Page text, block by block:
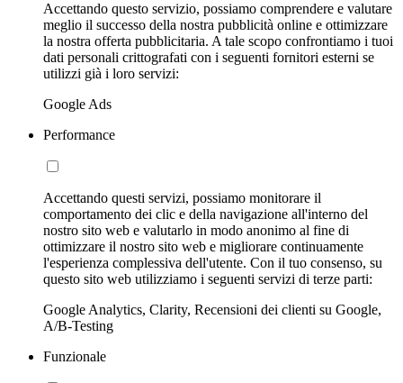
Accettando questo servizio, possiamo comprendere e valutare
meglio il successo della nostra pubblicità online e ottimizzare
la nostra offerta pubblicitaria. A tale scopo confrontiamo i tuoi
dati personali crittografati con i seguenti fornitori esterni se
utilizzi già i loro servizi:
Google Ads
Performance
Accettando questi servizi, possiamo monitorare il
comportamento dei clic e della navigazione all'interno del
nostro sito web e valutarlo in modo anonimo al fine di
ottimizzare il nostro sito web e migliorare continuamente
l'esperienza complessiva dell'utente. Con il tuo consenso, su
questo sito web utilizziamo i seguenti servizi di terze parti:
Google Analytics, Clarity, Recensioni dei clienti su Google,
A/B-Testing
Funzionale